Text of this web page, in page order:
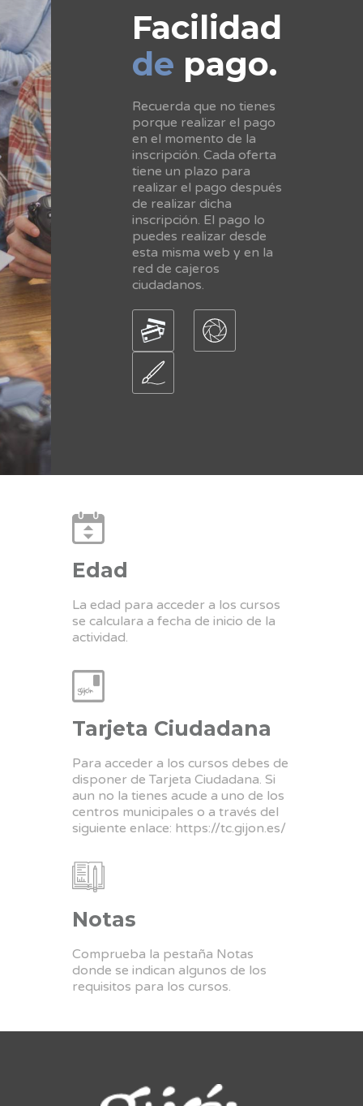
Facilidad
de pago.
Recuerda que no tienes
porque realizar el pago
en el momento de la
inscripción. Cada oferta
tiene un plazo para
realizar el pago después
de realizar dicha
inscripción. El pago lo
puedes realizar desde
esta misma web y en la
red de cajeros
ciudadanos.
Edad
La edad para acceder a los cursos
se calculara a fecha de inicio de la
actividad.
Tarjeta Ciudadana
Para acceder a los cursos debes de
disponer de Tarjeta Ciudadana. Si
aun no la tienes acude a uno de los
centros municipales o a través del
siguiente enlace: https://tc.gijon.es/
Notas
Comprueba la pestaña Notas
donde se indican algunos de los
requisitos para los cursos.